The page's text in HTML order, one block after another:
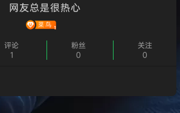
网友总是很热心
评论
1
粉丝
0
关注
0